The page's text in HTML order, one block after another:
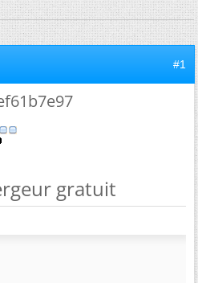
#1
gratuit